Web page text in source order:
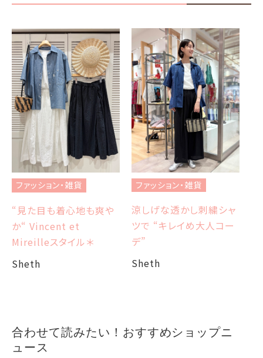
ファッション・雑貨
“見た目も着心地も爽や
か“ Vincent et
Mireilleスタイル＊
Sheth
ファッション・雑貨
涼しげな透かし刺繍シャ
ツで “キレイめ大人コー
デ”
Sheth
合わせて読みたい！おすすめショップニ
ュース